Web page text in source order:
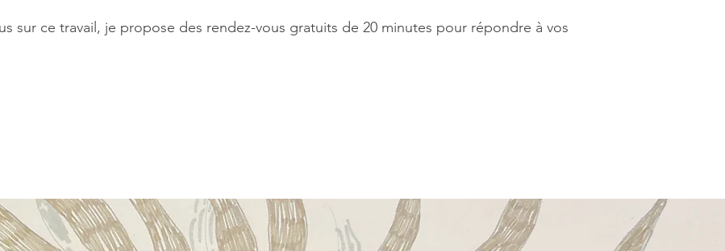
sur ce travail, je propose des rendez-vous gratuits de 20 minutes pour répondre à vos